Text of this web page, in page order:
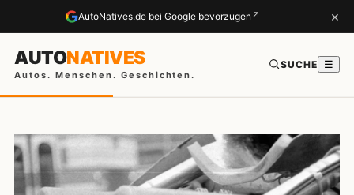
AutoNatives.de bei Google bevorzugen ↗ ×
AUTONATIVES
Autos. Menschen. Geschichten.
SUCHE ☰